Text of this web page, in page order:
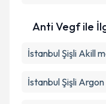
Anti Vegf ile
İstanbul Şişli Akill
İstanbul Şişli